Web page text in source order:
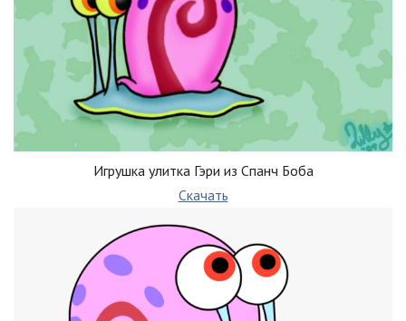
Игрушка улитка Гэри из Спанч Боба
Скачать